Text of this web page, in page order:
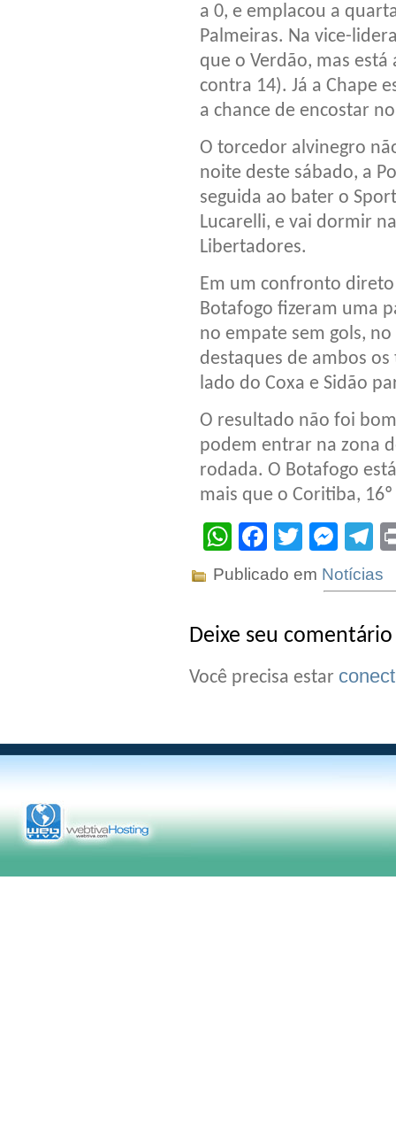
a 0, e emplacou a
Palmeiras. Na vice-
que o Verdão, mas
contra 14). Já a Chape
a chance de encostar
O torcedor alvinegro
noite deste sábado, a
seguida ao bater o
Lucarelli, e vai dormir
Libertadores.
Em um confronto
Botafogo fizeram uma
no empate sem gols,
destaques de ambos
lado do Coxa e Sidão
O resultado não foi
podem entrar na zona
rodada. O Botafogo
mais que o Coritiba,
WhatsApp
Facebook
Twitter
Publicado em Notícias
Deixe seu comentário
Você precisa estar